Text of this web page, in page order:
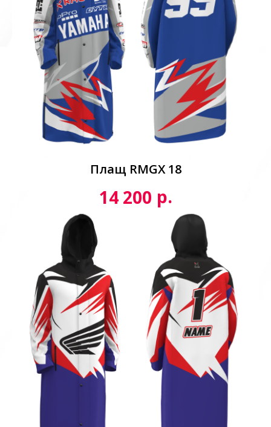
Плащ RMGX 18
14 200 р.